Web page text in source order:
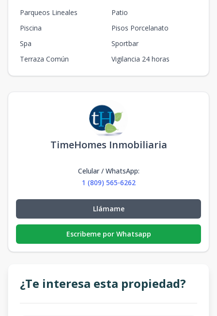
Parqueos Lineales
Patio
Piscina
Pisos Porcelanato
Spa
Sportbar
Terraza Común
Vigilancia 24 horas
TimeHomes Inmobiliaria
Celular / WhatsApp:
1 (809) 565-6262
Llámame
Escribeme por Whatsapp
¿Te interesa esta propiedad?